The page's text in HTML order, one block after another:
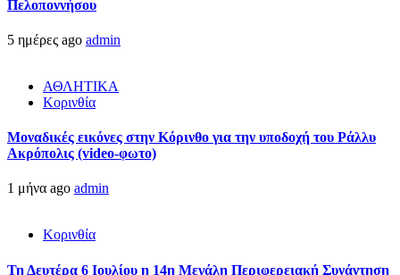
Πελοποννήσου
5 ημέρες ago admin
ΑΘΛΗΤΙΚΑ
Κορινθία
Μοναδικές εικόνες στην Κόρινθο για την υποδοχή του Ράλλυ
Ακρόπολις (video-φωτο)
1 μήνα ago admin
Κορινθία
Τη Δευτέρα 6 Ιουλίου η 14η Μεγάλη Περιφερειακή Συνάντηση